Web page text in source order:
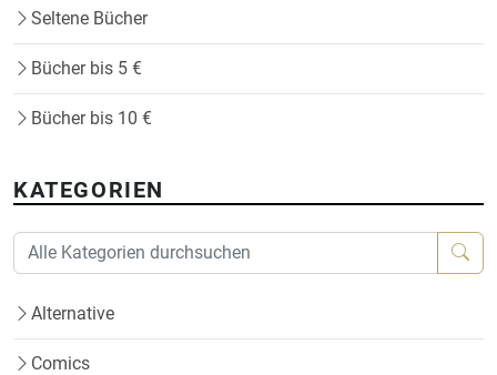
Seltene Bücher
Bücher bis 5 €
Bücher bis 10 €
KATEGORIEN
Alternative
Comics